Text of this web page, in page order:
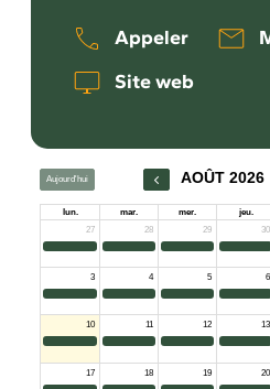
Appeler
Site web